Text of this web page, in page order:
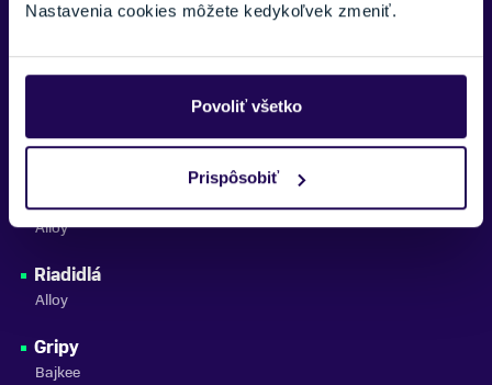
Nastavenia cookies môžete kedykoľvek zmeniť.
Povoliť všetko
Prispôsobiť
Odľahčené plášte 16 x 1,5"
Sedlovka
Alloy
Ľahké ergonomické
Predstavec
Alloy
Riadidlá
Alloy
Gripy
Bajkee